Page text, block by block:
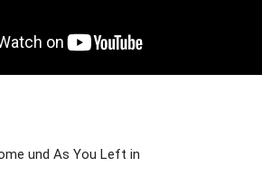
und As You Left in